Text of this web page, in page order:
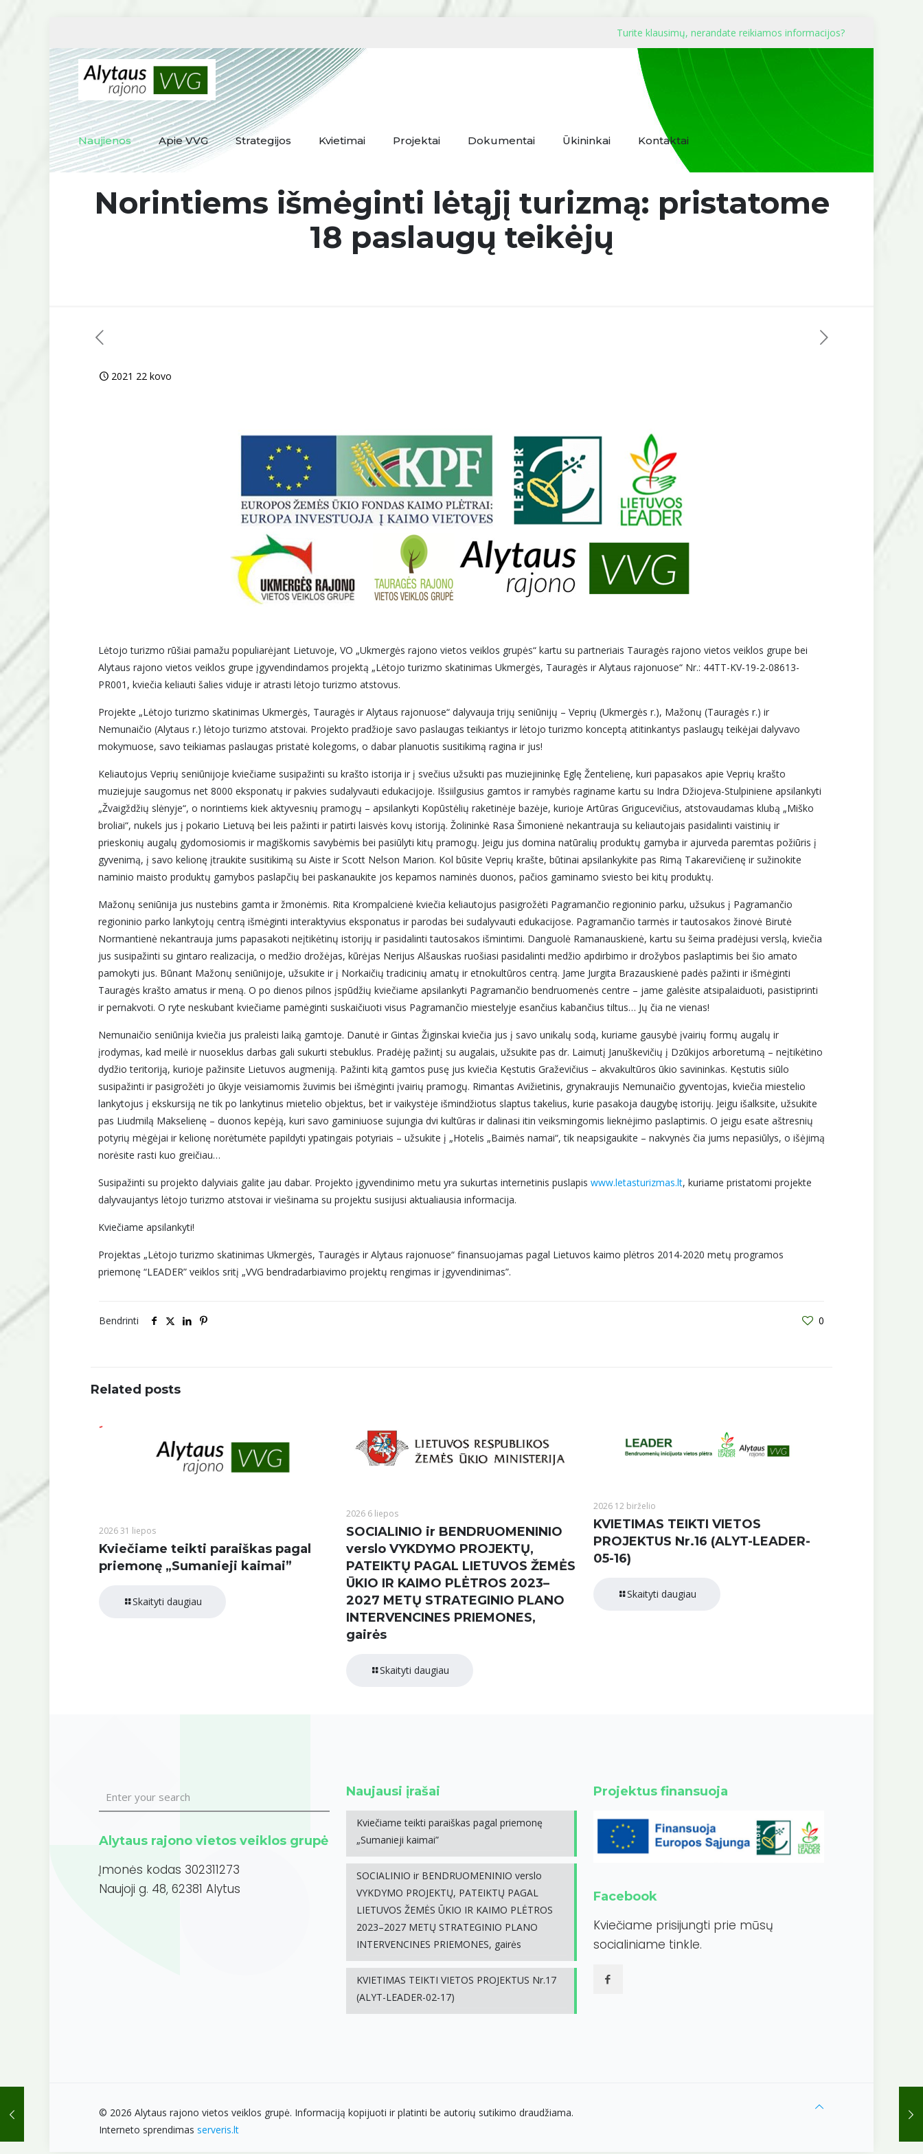
Turite klausimų, nerandate reikiamos informacijos?
Naujienos Apie VVG Strategijos Kvietimai Projektai Dokumentai Ūkininkai Kontaktai
Norintiems išmėginti lėtąjį turizmą: pristatome
18 paslaugų teikėjų
2021 22 kovo
Lėtojo turizmo rūšiai pamažu populiarėjant Lietuvoje, VO „Ukmergės rajono vietos veiklos grupės“ kartu su partneriais Tauragės rajono vietos veiklos grupe bei
Alytaus rajono vietos veiklos grupe įgyvendindamos projektą „Lėtojo turizmo skatinimas Ukmergės, Tauragės ir Alytaus rajonuose“ Nr.: 44TT-KV-19-2-08613-
PR001, kviečia keliauti šalies viduje ir atrasti lėtojo turizmo atstovus.
Projekte „Lėtojo turizmo skatinimas Ukmergės, Tauragės ir Alytaus rajonuose“ dalyvauja trijų seniūnijų – Veprių (Ukmergės r.), Mažonų (Tauragės r.) ir
Nemunaičio (Alytaus r.) lėtojo turizmo atstovai. Projekto pradžioje savo paslaugas teikiantys ir lėtojo turizmo konceptą atitinkantys paslaugų teikėjai dalyvavo
mokymuose, savo teikiamas paslaugas pristatė kolegoms, o dabar planuotis susitikimą ragina ir jus!
Keliautojus Veprių seniūnijoje kviečiame susipažinti su krašto istorija ir į svečius užsukti pas muziejininkę Eglę Žentelienę, kuri papasakos apie Veprių krašto
muziejuje saugomus net 8000 eksponatų ir pakvies sudalyvauti edukacijoje. Išsiilgusius gamtos ir ramybės raginame kartu su Indra Džiojeva-Stulpiniene apsilankyti
„Žvaigždžių slėnyje“, o norintiems kiek aktyvesnių pramogų – apsilankyti Kopūstėlių raketinėje bazėje, kurioje Artūras Grigucevičius, atstovaudamas klubą „Miško
broliai“, nukels jus į pokario Lietuvą bei leis pažinti ir patirti laisvės kovų istoriją. Žolininkė Rasa Šimonienė nekantrauja su keliautojais pasidalinti vaistinių ir
prieskonių augalų gydomosiomis ir magiškomis savybėmis bei pasiūlyti kitų pramogų. Jeigu jus domina natūralių produktų gamyba ir ajurveda paremtas požiūris į
gyvenimą, į savo kelionę įtraukite susitikimą su Aiste ir Scott Nelson Marion. Kol būsite Veprių krašte, būtinai apsilankykite pas Rimą Takarevičienę ir sužinokite
naminio maisto produktų gamybos paslapčių bei paskanaukite jos kepamos naminės duonos, pačios gaminamo sviesto bei kitų produktų.
Mažonų seniūnija jus nustebins gamta ir žmonėmis. Rita Krompalcienė kviečia keliautojus pasigrožėti Pagramančio regioninio parku, užsukus į Pagramančio
regioninio parko lankytojų centrą išmėginti interaktyvius eksponatus ir parodas bei sudalyvauti edukacijose. Pagramančio tarmės ir tautosakos žinovė Birutė
Normantienė nekantrauja jums papasakoti neįtikėtinų istorijų ir pasidalinti tautosakos išmintimi. Danguolė Ramanauskienė, kartu su šeima pradėjusi verslą, kviečia
jus susipažinti su gintaro realizacija, o medžio drožėjas, kūrėjas Nerijus Alšauskas ruošiasi pasidalinti medžio apdirbimo ir drožybos paslaptimis bei šio amato
pamokyti jus. Būnant Mažonų seniūnijoje, užsukite ir į Norkaičių tradicinių amatų ir etnokultūros centrą. Jame Jurgita Brazauskienė padės pažinti ir išmėginti
Tauragės krašto amatus ir meną. O po dienos pilnos įspūdžių kviečiame apsilankyti Pagramančio bendruomenės centre – jame galėsite atsipalaiduoti, pasistiprinti
ir pernakvoti. O ryte neskubant kviečiame pamėginti suskaičiuoti visus Pagramančio miestelyje esančius kabančius tiltus… Jų čia ne vienas!
Nemunaičio seniūnija kviečia jus praleisti laiką gamtoje. Danutė ir Gintas Žiginskai kviečia jus į savo unikalų sodą, kuriame gausybė įvairių formų augalų ir
įrodymas, kad meilė ir nuoseklus darbas gali sukurti stebuklus. Pradėję pažintį su augalais, užsukite pas dr. Laimutį Januškevičių į Dzūkijos arboretumą – neįtikėtino
dydžio teritoriją, kurioje pažinsite Lietuvos augmeniją. Pažinti kitą gamtos pusę jus kviečia Kęstutis Graževičius – akvakultūros ūkio savininkas. Kęstutis siūlo
susipažinti ir pasigrožėti jo ūkyje veisiamomis žuvimis bei išmėginti įvairių pramogų. Rimantas Avižietinis, grynakraujis Nemunaičio gyventojas, kviečia miestelio
lankytojus į ekskursiją ne tik po lankytinus mietelio objektus, bet ir vaikystėje išmindžiotus slaptus takelius, kurie pasakoja daugybę istorijų. Jeigu išalksite, užsukite
pas Liudmilą Makselienę – duonos kepėją, kuri savo gaminiuose sujungia dvi kultūras ir dalinasi itin veiksmingomis lieknėjimo paslaptimis. O jeigu esate aštresnių
potyrių mėgėjai ir kelionę norėtumėte papildyti ypatingais potyriais – užsukite į „Hotelis „Baimės namai“, tik neapsigaukite – nakvynės čia jums nepasiūlys, o išėjimą
norėsite rasti kuo greičiau…
Susipažinti su projekto dalyviais galite jau dabar. Projekto įgyvendinimo metu yra sukurtas internetinis puslapis www.letasturizmas.lt, kuriame pristatomi projekte
dalyvaujantys lėtojo turizmo atstovai ir viešinama su projektu susijusi aktualiausia informacija.
Kviečiame apsilankyti!
Projektas „Lėtojo turizmo skatinimas Ukmergės, Tauragės ir Alytaus rajonuose“ finansuojamas pagal Lietuvos kaimo plėtros 2014-2020 metų programos
priemonę “LEADER” veiklos sritį „VVG bendradarbiavimo projektų rengimas ir įgyvendinimas”.
Bendrinti 0
Related posts
2026 31 liepos
Kviečiame teikti paraiškas pagal
priemonę „Sumanieji kaimai”
Skaityti daugiau
2026 6 liepos
SOCIALINIO ir BENDRUOMENINIO
verslo VYKDYMO PROJEKTŲ,
PATEIKTŲ PAGAL LIETUVOS ŽEMĖS
ŪKIO IR KAIMO PLĖTROS 2023–
2027 METŲ STRATEGINIO PLANO
INTERVENCINES PRIEMONES,
gairės
Skaityti daugiau
2026 12 birželio
KVIETIMAS TEIKTI VIETOS
PROJEKTUS Nr.16 (ALYT-LEADER-
05-16)
Skaityti daugiau
Alytaus rajono vietos veiklos grupė
Įmonės kodas 302311273
Naujoji g. 48, 62381 Alytus
Naujausi įrašai
Kviečiame teikti paraiškas pagal priemonę
„Sumanieji kaimai”
SOCIALINIO ir BENDRUOMENINIO verslo
VYKDYMO PROJEKTŲ, PATEIKTŲ PAGAL
LIETUVOS ŽEMĖS ŪKIO IR KAIMO PLĖTROS
2023–2027 METŲ STRATEGINIO PLANO
INTERVENCINES PRIEMONES, gairės
KVIETIMAS TEIKTI VIETOS PROJEKTUS Nr.17
(ALYT-LEADER-02-17)
Projektus finansuoja
Facebook
Kviečiame prisijungti prie mūsų
socialiniame tinkle.
© 2026 Alytaus rajono vietos veiklos grupė. Informaciją kopijuoti ir platinti be autorių sutikimo draudžiama.
Interneto sprendimas serveris.lt